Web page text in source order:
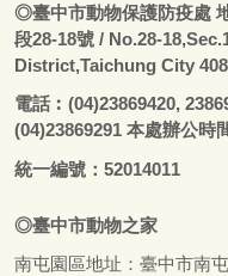
◎臺中市動物保護防疫處
段28-18號 / No.28-
District,Taichung City
電話︰ (04)23869420,
(04)23869291 本處辦公時
統一編號：52014011
◎臺中市動物之家
南屯園區地址： 臺中市南